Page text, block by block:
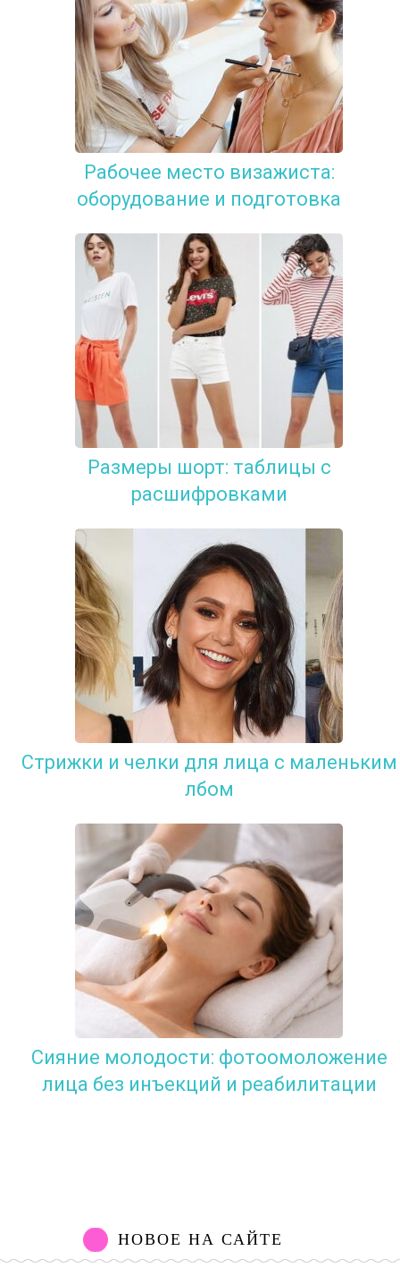
Рабочее место визажиста:
оборудование и подготовка
Размеры шорт: таблицы с
расшифровками
Стрижки и челки для лица с маленьким
лбом
Сияние молодости: фотоомоложение
лица без инъекций и реабилитации
НОВОЕ НА САЙТЕ